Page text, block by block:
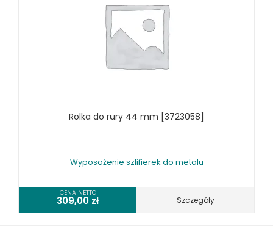
URZĄDZENIA WARSZTATOWE I TRANSPORTOWE
SPRZĘT CZYSZCZĄCY
SPRĘŻARKI I NARZĘDZIA PNEUMATYCZNE
KOSZT DOSTAWYRolka do rury 44 mm [3723058]
Wyposażenie szlifierek do metalu
CENA NETTO
309,00 zł Szczegóły